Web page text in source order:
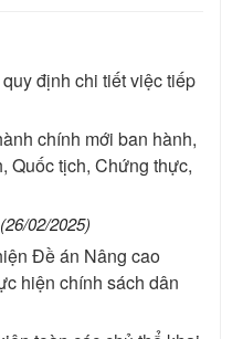
định chi tiết việc tiếp
chính mới ban hành,
Quốc tịch, Chứng thực,
(26/02/2025)
Đề án Nâng cao
hiện chính sách dân